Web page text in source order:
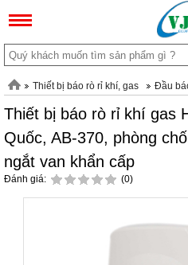
Thiết bị báo rò rỉ khí, gas Đầu
Thiết bị báo rò rỉ khí gas
Quốc, AB-370, phòng
ngắt van khẩn cấp
Đánh giá: (0)